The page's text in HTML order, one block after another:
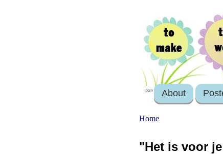
login About
Home
"Het is voor